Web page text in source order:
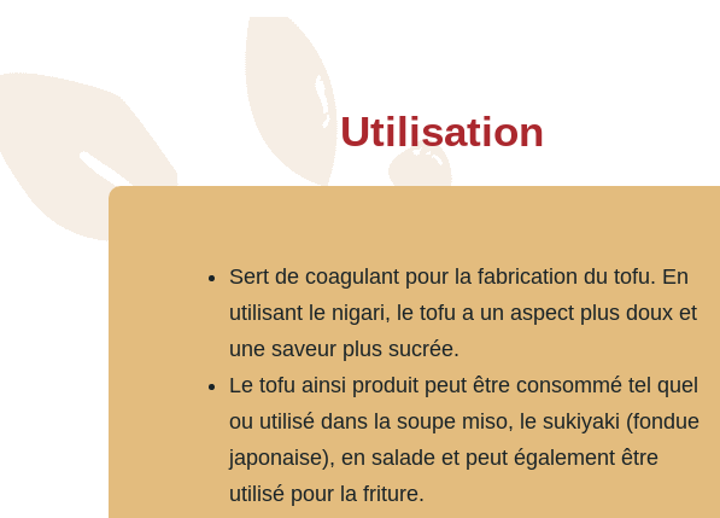
Utilisation
Sert de coagulant pour la fabrication du tofu. En
utilisant le nigari, le tofu a un aspect plus doux et
une saveur plus sucrée.
Le tofu ainsi produit peut être consommé tel quel
ou utilisé dans la soupe miso, le sukiyaki (fondue
japonaise), en salade et peut également être
utilisé pour la friture.